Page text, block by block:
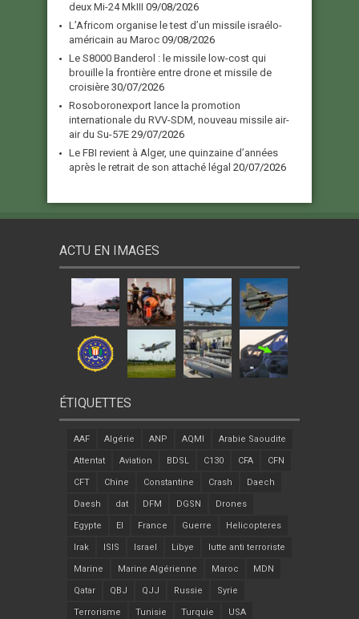
deux Mi-24 MkIII 09/08/2026
L’Africom organise le test d’un missile israélo-
américain au Maroc 09/08/2026
Le S8000 Banderol : le missile low-cost qui
brouille la frontière entre drone et missile de
croisière 30/07/2026
Rosoboronexport lance la promotion
internationale du RVV-SDM, nouveau missile air-
air du Su-57E 29/07/2026
Le FBI revient à Alger, une quinzaine d’années
après le retrait de son attaché légal 20/07/2026
ACTU EN IMAGES
ÉTIQUETTES
AAF Algérie ANP AQMI Arabie Saoudite
Attentat Aviation BDSL C130 CFA CFN
CFT Chine Constantine Crash Daech
Daesh dat DFM DGSN Drones
Egypte EI France Guerre Helicopteres
Irak ISIS Israel Libye lutte anti terroriste
Marine Marine Algérienne Maroc MDN
Qatar QBJ QJJ Russie Syrie
Terrorisme Tunisie Turquie USA